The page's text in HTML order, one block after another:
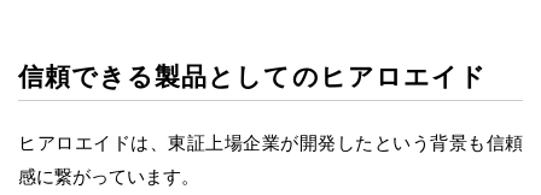
信頼できる製品としてのヒアロエイド
ヒアロエイドは、東証上場企業が開発したという背景も信頼
感に繋がっています。